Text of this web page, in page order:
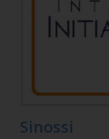
Sinossi